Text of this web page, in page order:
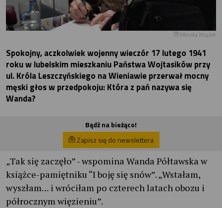
Monika Książek
Spokojny, aczkolwiek wojenny wieczór 17 lutego 1941
roku w lubelskim mieszkaniu Państwa Wojtasików przy
ul. Króla Leszczyńskiego na Wieniawie przerwał mocny
męski głos w przedpokoju: Która z pań nazywa się
Wanda?
Bądź na bieżąco!
Zapisz się do newslettera
„Tak się zaczęło” - wspomina Wanda Półtawska w
książce-pamiętniku “I boję się snów”. „Wstałam,
wyszłam… i wróciłam po czterech latach obozu i
półrocznym więzieniu”.